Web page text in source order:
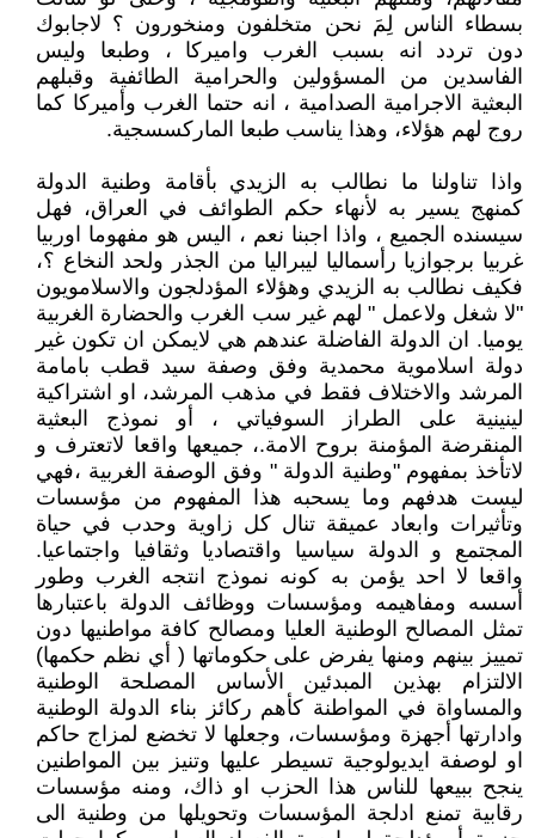
بسطاء الناس لِمَ نحن متخلفون ومنخورون ؟ لاجابوك
دون تردد انه بسبب الغرب واميركا ، وطبعا وليس
الفاسدين من المسؤولين والحرامية الطائفية وقبلهم
البعثية الاجرامية الصدامية ، انه حتما الغرب وأميركا كما
روج لهم هؤلاء، وهذا يناسب طبعا الماركسسجية.
واذا تناولنا ما نطالب به الزيدي بأقامة وطنية الدولة
كمنهج يسير به لأنهاء حكم الطوائف في العراق، فهل
سيسنده الجميع ، واذا اجبنا نعم ، اليس هو مفهوما اوربيا
غربيا برجوازيا رأسماليا ليبراليا من الجذر ولحد النخاع ؟،
فكيف نطالب به الزيدي وهؤلاء المؤدلجون والاسلامويون
"لا شغل ولاعمل " لهم غير سب الغرب والحضارة الغربية
يوميا. ان الدولة الفاضلة عندهم هي لايمكن ان تكون غير
دولة اسلاموية محمدية وفق وصفة سيد قطب بامامة
المرشد والاختلاف فقط في مذهب المرشد، او اشتراكية
لينينية على الطراز السوفياتي ، أو نموذج البعثية
المنقرضة المؤمنة بروح الامة.، جميعها واقعا لاتعترف و
لاتأخذ بمفهوم "وطنية الدولة " وفق الوصفة الغربية ،فهي
ليست هدفهم وما يسحبه هذا المفهوم من مؤسسات
وتأثيرات وابعاد عميقة تنال كل زاوية وحدب في حياة
المجتمع و الدولة سياسيا واقتصاديا وثقافيا واجتماعيا.
واقعا لا احد يؤمن به كونه نموذج انتجه الغرب وطور
أسسه ومفاهيمه ومؤسسات ووظائف الدولة باعتبارها
تمثل المصالح الوطنية العليا ومصالح كافة مواطنيها دون
تمييز بينهم ومنها يفرض على حكوماتها ( أي نظم حكمها)
الالتزام بهذين المبدئين الأساس المصلحة الوطنية
والمساواة في المواطنة كأهم ركائز بناء الدولة الوطنية
وادارتها أجهزة ومؤسسات، وجعلها لا تخضع لمزاج حاكم
او لوصفة ايديولوجية تسيطر عليها وتنيز بين المواطنين
ينجح ببيعها للناس هذا الحزب او ذاك، ومنه مؤسسات
رقابية تمنع ادلجة المؤسسات وتحويلها من وطنية الى